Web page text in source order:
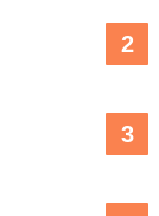
2
3